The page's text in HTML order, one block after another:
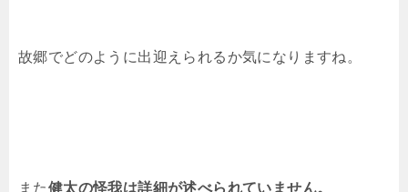
故郷でどのように出迎えられるか気になりますね。
また健太の怪我は詳細が述べられていません。